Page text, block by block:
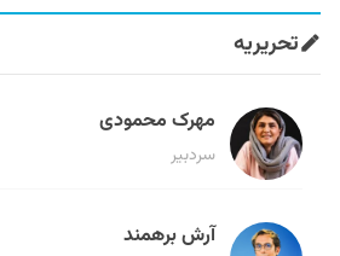
تحریریه
مهرک محمودی
سردبیر
آرش برهمند